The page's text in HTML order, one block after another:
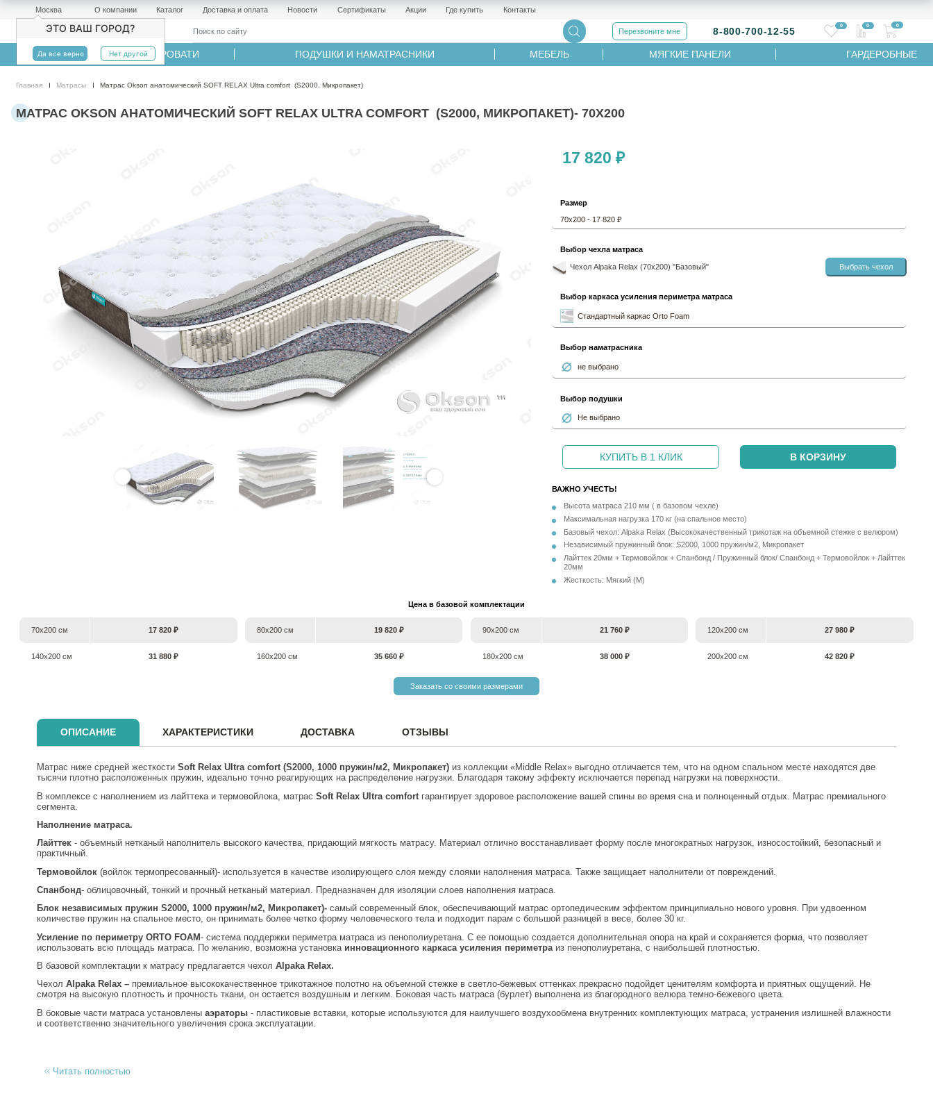
Москва
ЭТО ВАШ ГОРОД?
Да все верно Нет другой
О компании Каталог Доставка и оплата Новости Сертификаты Акции Где купить Контакты
Перезвоните мне 8-800-700-12-55
0 0 0
МАТРАСЫ КРОВАТИ ПОДУШКИ И НАМАТРАСНИКИ МЕБЕЛЬ МЯГКИЕ ПАНЕЛИ ГАРДЕРОБНЫЕ
Главная Матрасы Матрас Okson анатомический SOFT RELAX Ultra comfort (S2000, Микропакет)
МАТРАС OKSON АНАТОМИЧЕСКИЙ SOFT RELAX ULTRA COMFORT (S2000, МИКРОПАКЕТ)- 70Х200
Размер
70х200 - 17 820 ₽
17 820 ₽
Выбор чехла матраса
Чехол Alpaka Relax (70х200) "Базовый" Выбрать чехол
Выбор каркаса усиления периметра матраса
Стандартный каркас Orto Foam
Выбор наматрасника
не выбрано
Выбор подушки
Не выбрано
КУПИТЬ В 1 КЛИК В КОРЗИНУ
ВАЖНО УЧЕСТЬ!
Высота матраса 210 мм ( в базовом чехле)
Максимальная нагрузка 170 кг (на спальное место)
Базовый чехол: Alpaka Relax (Высококачественный трикотаж на объемной стежке с велюром)
Независимый пружинный блок: S2000, 1000 пружин/м2, Микропакет
Лайттек 20мм + Термовойлок + Спанбонд / Пружинный блок/ Спанбонд + Термовойлок + Лайттек
20мм
Жесткость: Мягкий (М)
Цена в базовой комплектации
70х200 см 17 820 ₽ 80х200 см 19 820 ₽ 90х200 см 21 760 ₽ 120х200 см 27 980 ₽
140х200 см 31 880 ₽ 160х200 см 35 660 ₽ 180х200 см 38 000 ₽ 200х200 см 42 820 ₽
Заказать со своими размерами
ОПИСАНИЕ ХАРАКТЕРИСТИКИ ДОСТАВКА ОТЗЫВЫ
Матрас ниже средней жесткости Soft Relax Ultra comfort (S2000, 1000 пружин/м2, Микропакет)из коллекции «Middle Relax» выгодно отличается тем, что на одном спальном месте находятся две
тысячи плотно расположенных пружин, идеально точно реагирующих на распределение нагрузки. Благодаря такому эффекту исключается перепад нагрузки на поверхности.
В комплексе с наполнением из лайттека и термовойлока, матрас Soft Relax Ultra comfortгарантирует здоровое расположение вашей спины во время сна и полноценный отдых. Матрас премиального
сегмента.
Наполнение матраса.
Лайттек - объемный нетканый наполнитель высокого качества, придающий мягкость матрасу. Материал отлично восстанавливает форму после многократных нагрузок, износостойкий, безопасный и
практичный.
Термовойлок (войлок термопресованный)- используется в качестве изолирующего слоя между слоями наполнения матраса. Также защищает наполнители от повреждений.
Спанбонд- облицовочный, тонкий и прочный нетканый материал. Предназначен для изоляции слоев наполнения матраса.
Блок независимых пружин S2000, 1000 пружин/м2, Микропакет)- самый современный блок, обеспечивающий матрас ортопедическим эффектом принципиально нового уровня. При удвоенном
количестве пружин на спальное место, он принимать более четко форму человеческого тела и подходит парам с большой разницей в весе, более 30 кг.
Усиление по периметру ORTO FOAM- система поддержки периметра матраса из пенополиуретана. С ее помощью создается дополнительная опора на край и сохраняется форма, что позволяет
использовать всю площадь матраса. По желанию, возможна установка инновационного каркаса усиления периметра из пенополиуретана, с наибольшей плотностью.
В базовой комплектации к матрасу предлагается чехол Alpaka Relax.
Чехол Alpaka Relax – премиальное высококачественное трикотажное полотно на объемной стежке в светло-бежевых оттенках прекрасно подойдет ценителям комфорта и приятных ощущений. Не
смотря на высокую плотность и прочность ткани, он остается воздушным и легким. Боковая часть матраса (бурлет) выполнена из благородного велюра темно-бежевого цвета.
В боковые части матраса установлены аэраторы- пластиковые вставки, которые используются для наилучшего воздухообмена внутренних комплектующих матраса, устранения излишней влажности
и соответственно значительного увеличения срока эксплуатации.
Читать полностью